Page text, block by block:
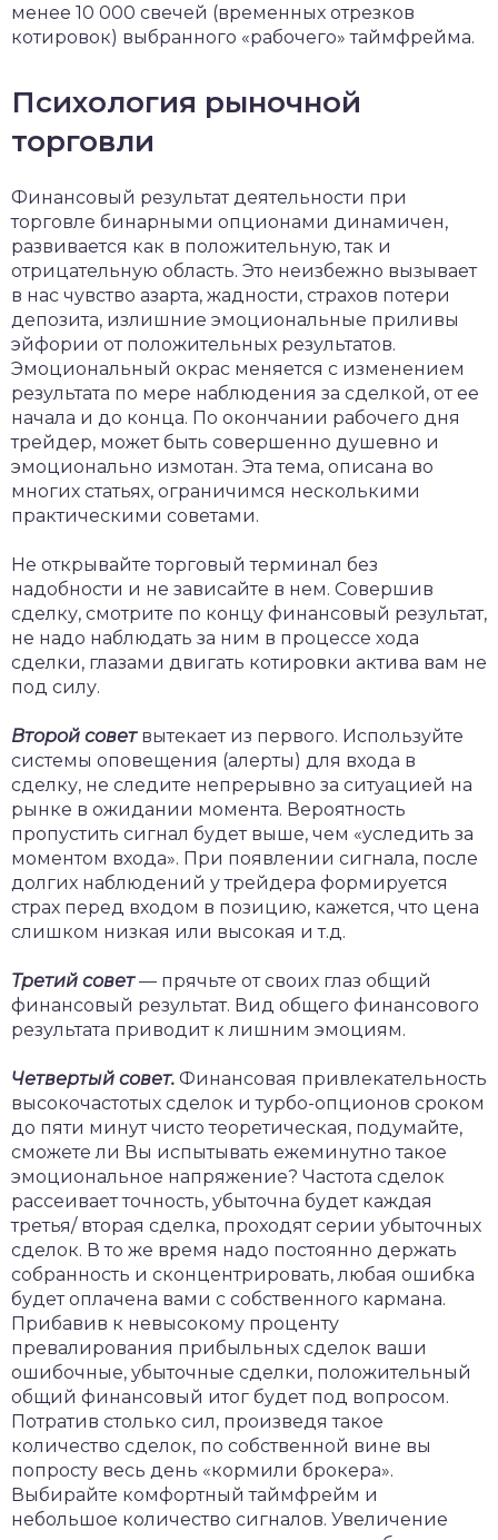
менее 10 000 свечей (временных отрезков
котировок) выбранного «рабочего» таймфрейма.
Психология рыночной
торговли
Финансовый результат деятельности при
торговле бинарными опционами динамичен,
развивается как в положительную, так и
отрицательную область. Это неизбежно вызывает
в нас чувство азарта, жадности, страхов потери
депозита, излишние эмоциональные приливы
эйфории от положительных результатов.
Эмоциональный окрас меняется с изменением
результата по мере наблюдения за сделкой, от ее
начала и до конца. По окончании рабочего дня
трейдер, может быть совершенно душевно и
эмоционально измотан. Эта тема, описана во
многих статьях, ограничимся несколькими
практическими советами.
Не открывайте торговый терминал без
надобности и не зависайте в нем. Совершив
сделку, смотрите по концу финансовый результат,
не надо наблюдать за ним в процессе хода
сделки, глазами двигать котировки актива вам не
под силу.
Второй советвытекает из первого. Используйте
системы оповещения (алерты) для входа в
сделку, не следите непрерывно за ситуацией на
рынке в ожидании момента. Вероятность
пропустить сигнал будет выше, чем «уследить за
моментом входа». При появлении сигнала, после
долгих наблюдений у трейдера формируется
страх перед входом в позицию, кажется, что цена
слишком низкая или высокая и т.д.
Третий совет— прячьте от своих глаз общий
финансовый результат. Вид общего финансового
результата приводит к лишним эмоциям.
Четвертый совет. Финансовая привлекательность
высокочастотых сделок и турбо-опционов сроком
до пяти минут чисто теоретическая, подумайте,
сможете ли Вы испытывать ежеминутно такое
эмоциональное напряжение? Частота сделок
рассеивает точность, убыточна будет каждая
третья/ вторая сделка, проходят серии убыточных
сделок. В то же время надо постоянно держать
собранность и сконцентрировать, любая ошибка
будет оплачена вами с собственного кармана.
Прибавив к невысокому проценту
превалирования прибыльных сделок ваши
ошибочные, убыточные сделки, положительный
общий финансовый итог будет под вопросом.
Потратив столько сил, произведя такое
количество сделок, по собственной вине вы
попросту весь день «кормили брокера».
Выбирайте комфортный таймфрейм и
небольшое количество сигналов. Увеличение